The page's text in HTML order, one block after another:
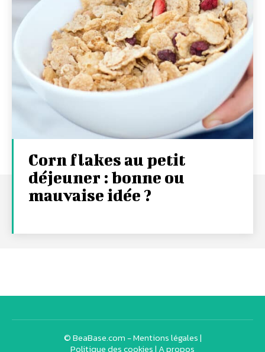
Corn flakes au petit
déjeuner : bonne ou
mauvaise idée ?
© BeaBase.com -Mentions légales|
Politique des cookies| A propos